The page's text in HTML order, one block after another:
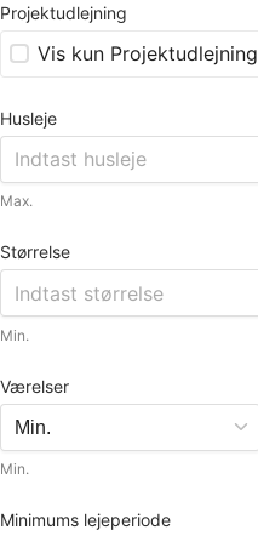
Projektudlejning
Vis kun Projektudlejning
Husleje
Max.
Størrelse
Min.
Værelser
Min.
Minimums lejeperiode